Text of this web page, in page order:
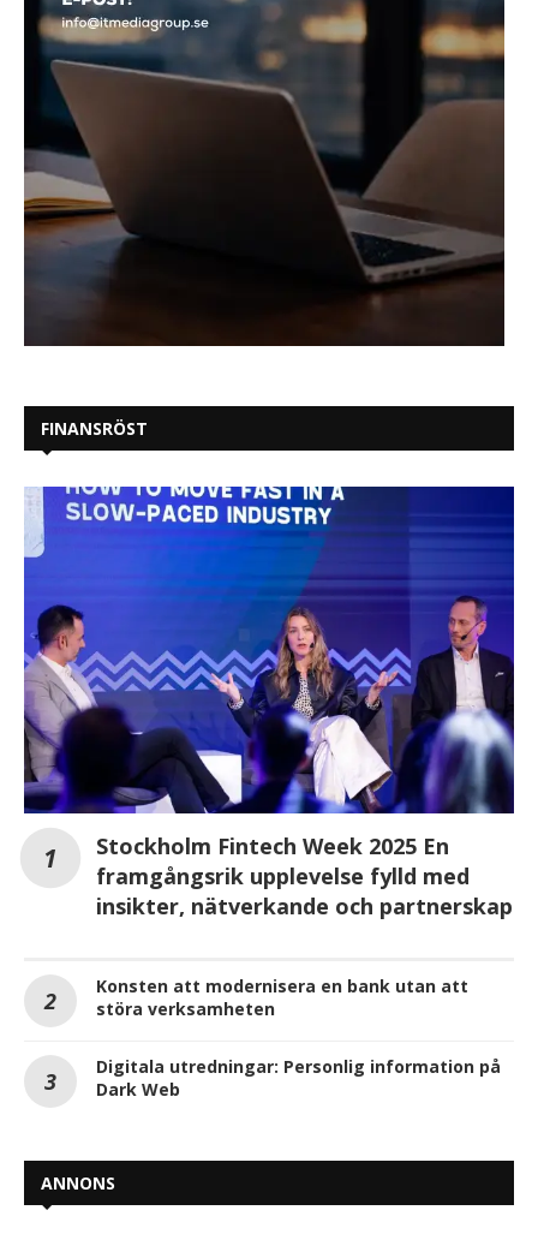
FINANSRÖST
Stockholm Fintech Week 2025 En
framgångsrik upplevelse fylld med
insikter, nätverkande och partnerskap
Konsten att modernisera en bank utan att
störa verksamheten
Digitala utredningar: Personlig information på
Dark Web
ANNONS